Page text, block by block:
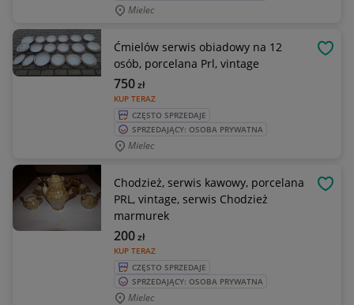
Mielec
Ćmielów serwis obiadowy na 12
osób, porcelana Prl, vintage
KUP TERAZ
750zł
CZĘSTO SPRZEDAJE
SPRZEDAJĄCY: OSOBA PRYWATNA
Mielec
Chodzież, serwis kawowy, porcelana
PRL, vintage, serwis Chodzież
marmurek
KUP TERAZ
200zł
CZĘSTO SPRZEDAJE
SPRZEDAJĄCY: OSOBA PRYWATNA
Mielec